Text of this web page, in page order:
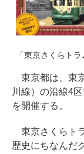
「東京さくらト
東京都は、東
川線）の沿線4
を開催する。
東京さくらト
歴史にちなんだ